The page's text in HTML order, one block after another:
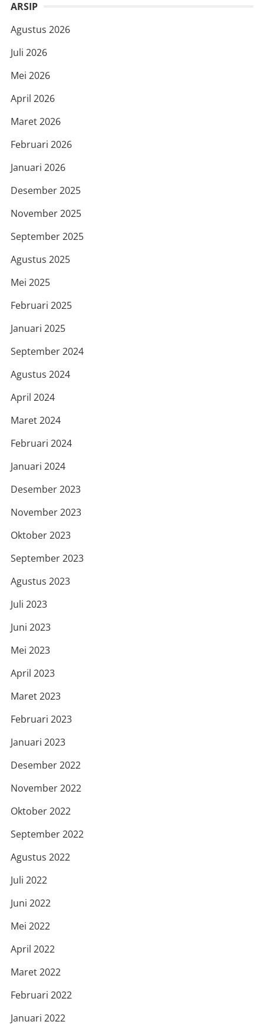
ARSIP
Agustus 2026
Juli 2026
Mei 2026
April 2026
Maret 2026
Februari 2026
Januari 2026
Desember 2025
November 2025
September 2025
Agustus 2025
Mei 2025
Februari 2025
Januari 2025
September 2024
Agustus 2024
April 2024
Maret 2024
Februari 2024
Januari 2024
Desember 2023
November 2023
Oktober 2023
September 2023
Agustus 2023
Juli 2023
Juni 2023
Mei 2023
April 2023
Maret 2023
Februari 2023
Januari 2023
Desember 2022
November 2022
Oktober 2022
September 2022
Agustus 2022
Juli 2022
Juni 2022
Mei 2022
April 2022
Maret 2022
Februari 2022
Januari 2022